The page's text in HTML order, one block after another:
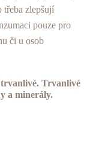
třeba zlepšují
pouze pro
či u osob
Trvanlivé
a minerály.